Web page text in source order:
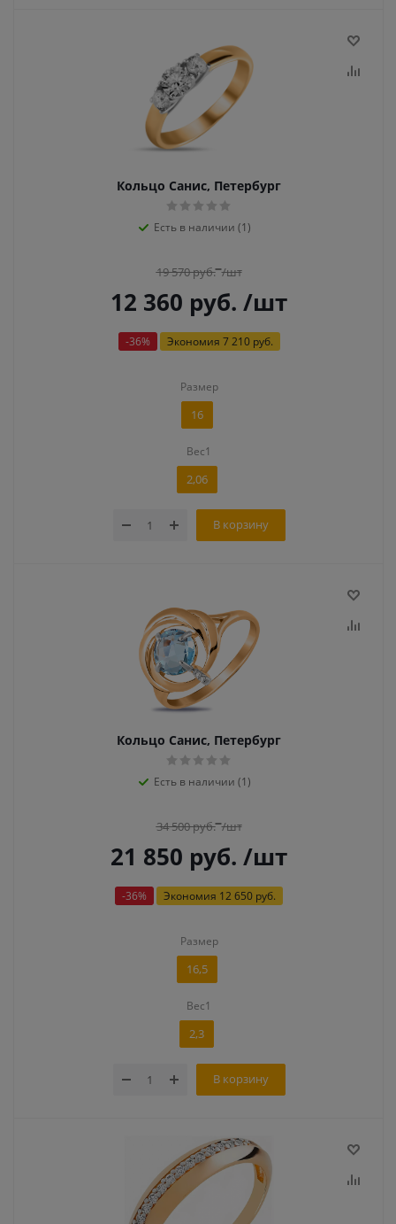
Кольцо Санис, Петербург
Есть в наличии (1)
19 570руб. /шт
12 360 руб. /шт
-36% Экономия 7 210 руб.
Размер
16
Вес1
2,06
В корзину
Кольцо Санис, Петербург
Есть в наличии (1)
34 500руб. /шт
21 850 руб. /шт
-36% Экономия 12 650 руб.
Размер
16,5
Вес1
2,3
В корзину